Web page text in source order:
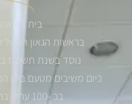
בית
בראשות הגאון
נוסד בשנת תשס"ז
כיום משיבים מטעם בית
בכ -100 ערים ברחבי הארץ והעולם